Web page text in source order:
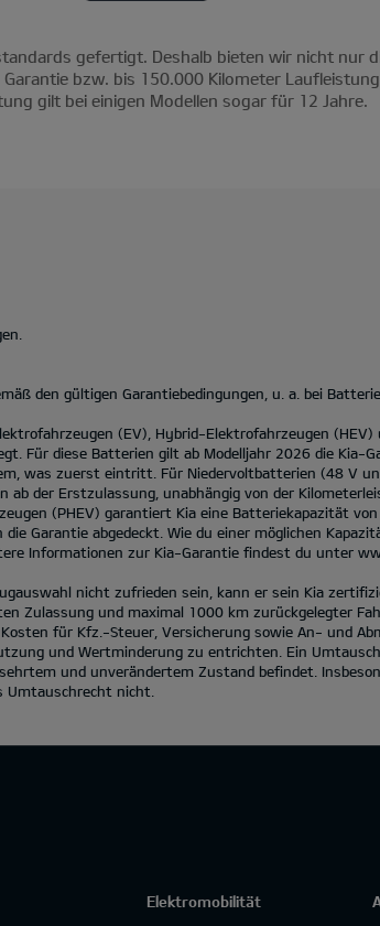
gefertigt. Deshalb bieten wir nicht nur
bzw. bis 150.000 Kilometer
gilt bei einigen Modellen sogar für 12 Jahre.
den gültigen Garantiebedingungen, u. a. bei
(EV), Hybrid-Elektrofahrzeugen
Für diese Batterien gilt ab Modelljahr 2026 die Kia-
was zuerst eintritt. Für Niedervoltbatterien (48 V
der Erstzulassung, unabhängig von der
(PHEV) garantiert Kia eine Batteriekapazität
Garantie abgedeckt. Wie du einer möglichen
Informationen zur Kia-Garantie findest du unter
nicht zufrieden sein, kann er sein Kia
Zulassung und maximal 1000 km zurückgelegter
für Kfz.-Steuer, Versicherung sowie An- und
und Wertminderung zu entrichten. Ein
und unverändertem Zustand befindet.
Umtauschrecht nicht.
Elektromobilität